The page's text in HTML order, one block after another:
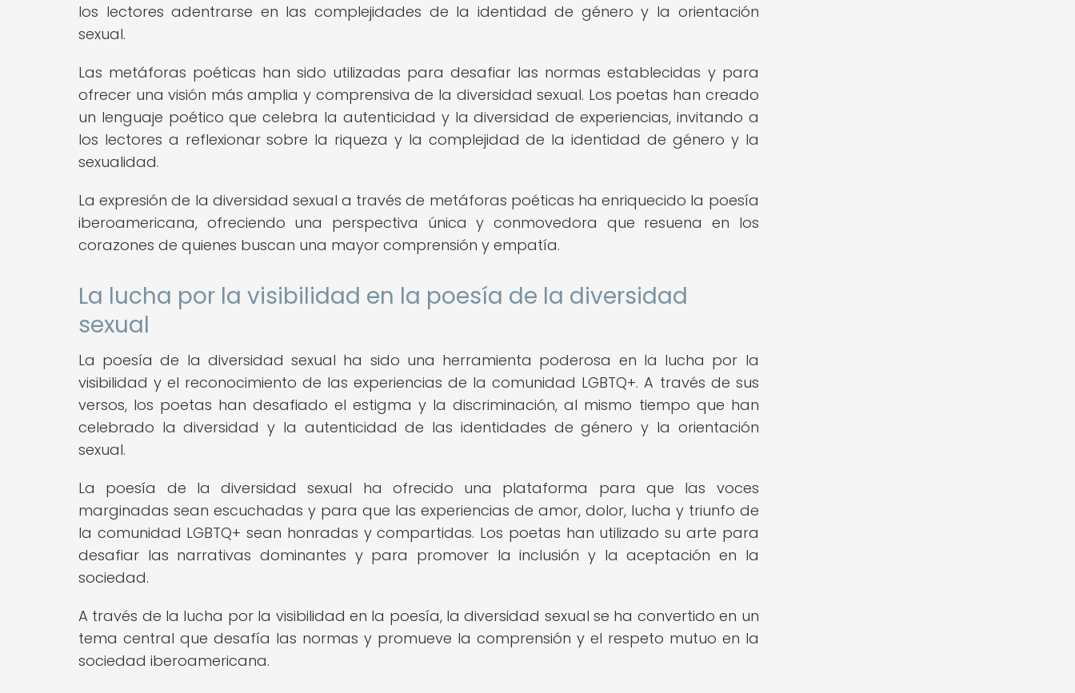
los lectores adentrarse en las complejidades de la identidad de género y la orientación
sexual.
Las metáforas poéticas han sido utilizadas para desafiar las normas establecidas y para
ofrecer una visión más amplia y comprensiva de la diversidad sexual. Los poetas han creado
un lenguaje poético que celebra la autenticidad y la diversidad de experiencias, invitando a
los lectores a reflexionar sobre la riqueza y la complejidad de la identidad de género y la
sexualidad.
La expresión de la diversidad sexual a través de metáforas poéticas ha enriquecido la poesía
iberoamericana, ofreciendo una perspectiva única y conmovedora que resuena en los
corazones de quienes buscan una mayor comprensión y empatía.
La lucha por la visibilidad en la poesía de la diversidad
sexual
La poesía de la diversidad sexual ha sido una herramienta poderosa en la lucha por la
visibilidad y el reconocimiento de las experiencias de la comunidad LGBTQ+. A través de sus
versos, los poetas han desafiado el estigma y la discriminación, al mismo tiempo que han
celebrado la diversidad y la autenticidad de las identidades de género y la orientación
sexual.
La poesía de la diversidad sexual ha ofrecido una plataforma para que las voces
marginadas sean escuchadas y para que las experiencias de amor, dolor, lucha y triunfo de
la comunidad LGBTQ+ sean honradas y compartidas. Los poetas han utilizado su arte para
desafiar las narrativas dominantes y para promover la inclusión y la aceptación en la
sociedad.
A través de la lucha por la visibilidad en la poesía, la diversidad sexual se ha convertido en un
tema central que desafía las normas y promueve la comprensión y el respeto mutuo en la
sociedad iberoamericana.